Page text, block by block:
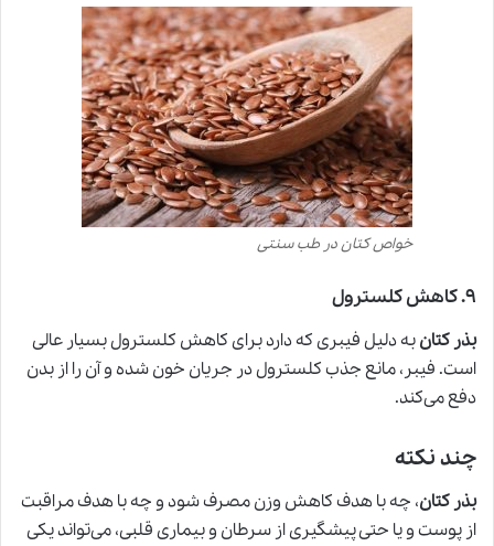
خواص کتان در طب سنتی
۹.کاهش کلسترول
بذر کتانبه دلیل فیبری که دارد برای کاهش کلسترول بسیار عالی
است. فیبر، مانع جذب کلسترول در جریان خون شده و آن را از بدن
دفع می‌کند.
چند نکته
بذر کتان، چه با هدف کاهش وزن مصرف شود و چه با هدف مراقبت
از پوست و یا حتی پیشگیری از سرطان و بیماری قلبی، می‌تواند یکی